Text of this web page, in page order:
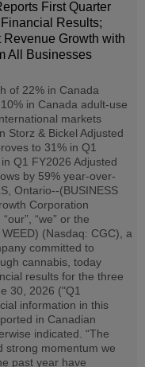
First Quarter
Results;
Revenue Growth with
All Businesses
of 22% in Canada
in Canada adult-use
markets
Storz & Bickel Adjusted
to 31% in Q1
Q1 FY2026 Adjusted
by 59% year-over-
Ontario--(BUSINESS
Corporation
“we” or the
WEED) (Nasdaq: CGC), a
committed to
cannabis, today
results for the three
30, 2026 ("Q1
information in this
in Canadian
indicated. “The
strong momentum we
past year have